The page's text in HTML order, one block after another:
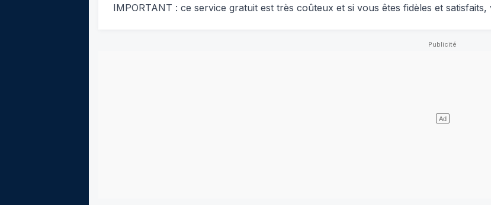
IMPORTANT : ce service gratuit est très coûteux et si vous êtes fidèles et